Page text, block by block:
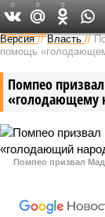
Версия //Власть //
помощь
Помпео
«голодающему
Помпео призвал
0 0 0